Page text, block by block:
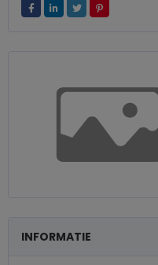
INFORMATIE